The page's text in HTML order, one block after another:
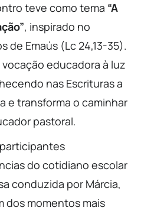
teve como tema “A
, inspirado no
de Emaús (Lc 24,13-35).
educadora à luz
nas Escrituras a
e transforma o caminhar
pastoral.
do cotidiano escolar
conduzida por Márcia,
dos momentos mais